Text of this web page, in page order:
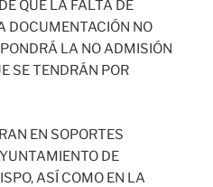
QUE LA FALTA DE
DOCUMENTACIÓN NO
LA NO ADMISIÓN
SE TENDRÁN POR
EN SOPORTES
DE
ASÍ COMO EN LA